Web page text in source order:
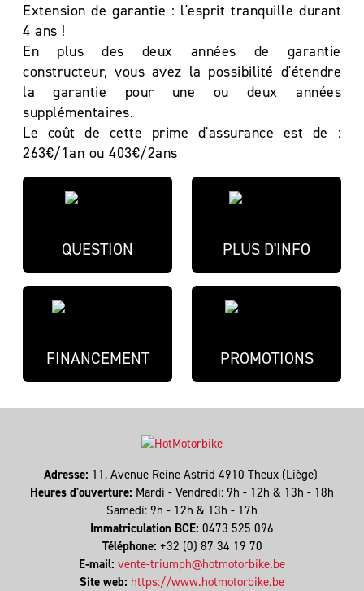
Extension de garantie : l'esprit tranquille durant
4 ans !
En plus des deux années de garantie
constructeur, vous avez la possibilité d'étendre
la garantie pour une ou deux années
supplémentaires.
Le coût de cette prime d'assurance est de :
263€/1an ou 403€/2ans
QUESTION PLUS D'INFO
FINANCEMENT PROMOTIONS
Adresse: 11, Avenue Reine Astrid 4910 Theux (Liège)
Heures d'ouverture: Mardi - Vendredi: 9h - 12h & 13h - 18h
Samedi: 9h - 12h & 13h - 17h
Immatriculation BCE: 0473 525 096
Téléphone: +32 (0) 87 34 19 70
E-mail: vente-triumph@hotmotorbike.be
Site web: https://www.hotmotorbike.be